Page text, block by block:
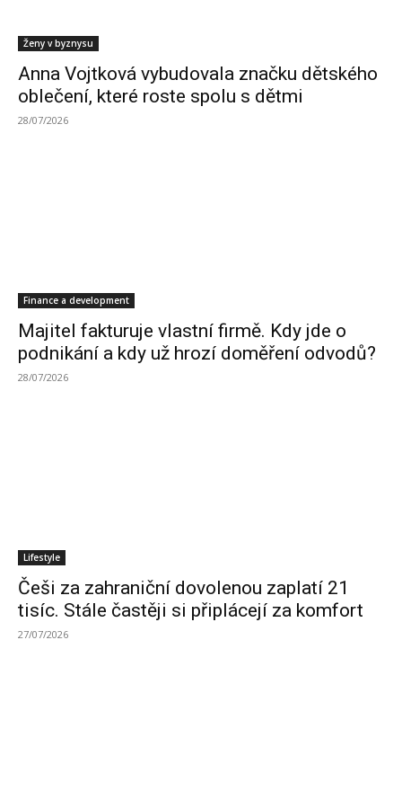
Ženy v byznysu
Anna Vojtková vybudovala značku dětského
oblečení, které roste spolu s dětmi
28/07/2026
Finance a development
Majitel fakturuje vlastní firmě. Kdy jde o
podnikání a kdy už hrozí doměření odvodů?
28/07/2026
Lifestyle
Češi za zahraniční dovolenou zaplatí 21
tisíc. Stále častěji si připlácejí za komfort
27/07/2026